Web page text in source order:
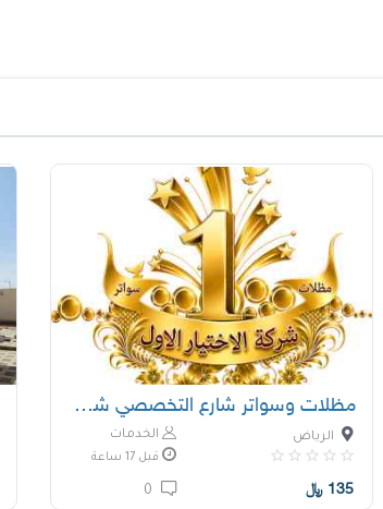
مظلات وسواتر شارع التخصصي شركة سواتر ومظلات
الخدمات الرياض
قبل 17 ساعة
135 ﷼